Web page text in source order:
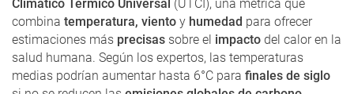
Climático Térmico Universal (UTCI), una métrica que
combina temperatura, viento y humedad para ofrecer
estimaciones más precisas sobre el impacto del calor en la
salud humana. Según los expertos, las temperaturas
medias podrían aumentar hasta 6°C para finales de siglo